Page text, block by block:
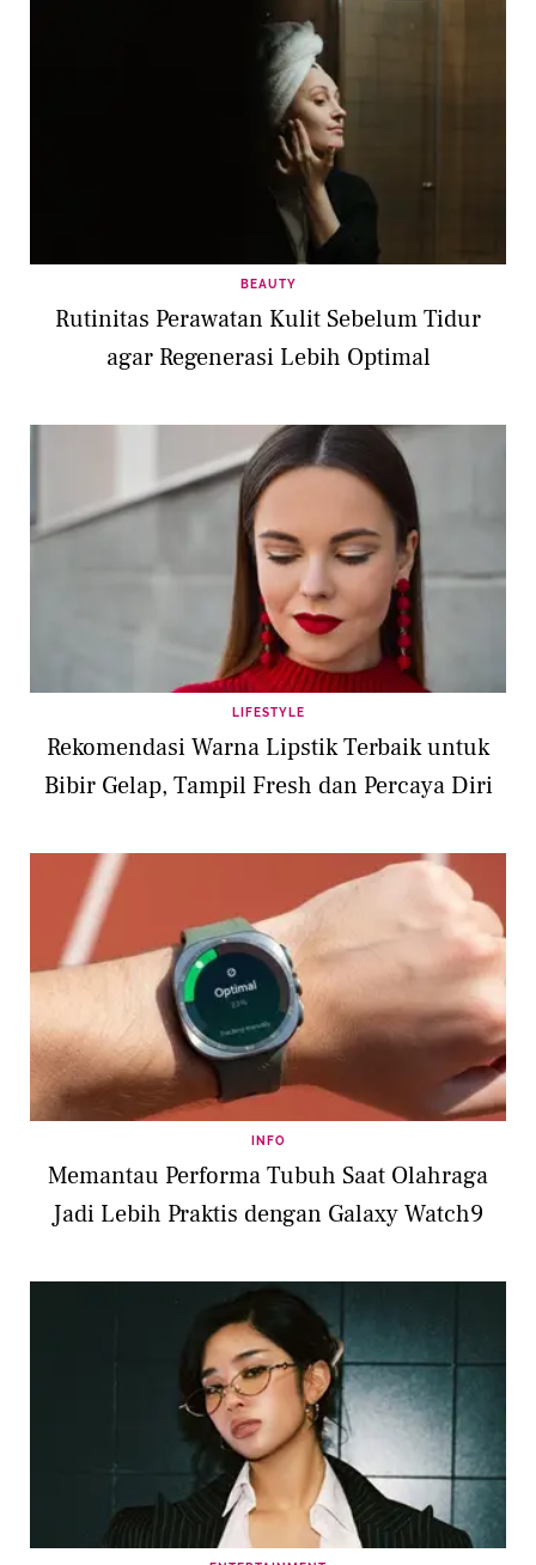
BEAUTY
Rutinitas Perawatan Kulit Sebelum Tidur
agar Regenerasi Lebih Optimal
LIFESTYLE
Rekomendasi Warna Lipstik Terbaik untuk
Bibir Gelap, Tampil Fresh dan Percaya Diri
INFO
Memantau Performa Tubuh Saat Olahraga
Jadi Lebih Praktis dengan Galaxy Watch9